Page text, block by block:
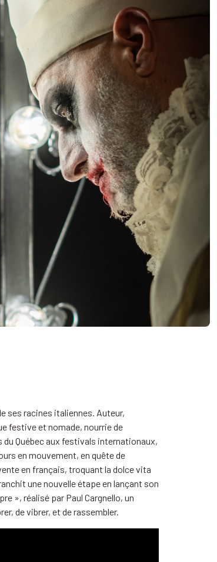
ses racines italiennes. Auteur,
festive et nomade, nourrie de
Québec aux festivals internationaux,
en mouvement, en quête de
en français, troquant la dolce vita
une nouvelle étape en lançant son
», réalisé par Paul Cargnello, un
de vibrer, et de rassembler.